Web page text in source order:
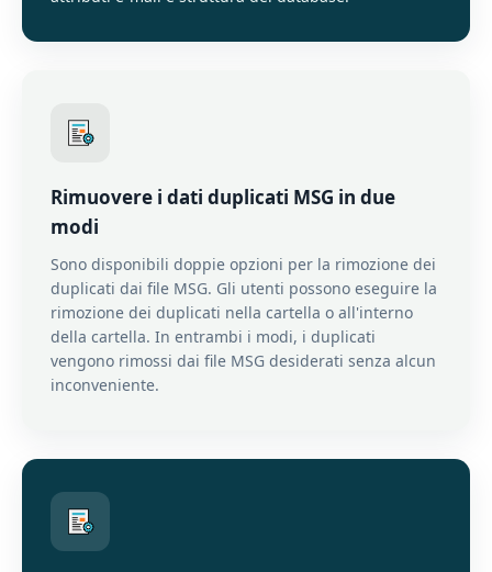
Rimuovere i dati duplicati MSG in due
modi
Sono disponibili doppie opzioni per la rimozione dei
duplicati dai file MSG. Gli utenti possono eseguire la
rimozione dei duplicati nella cartella o all'interno
della cartella. In entrambi i modi, i duplicati
vengono rimossi dai file MSG desiderati senza alcun
inconveniente.